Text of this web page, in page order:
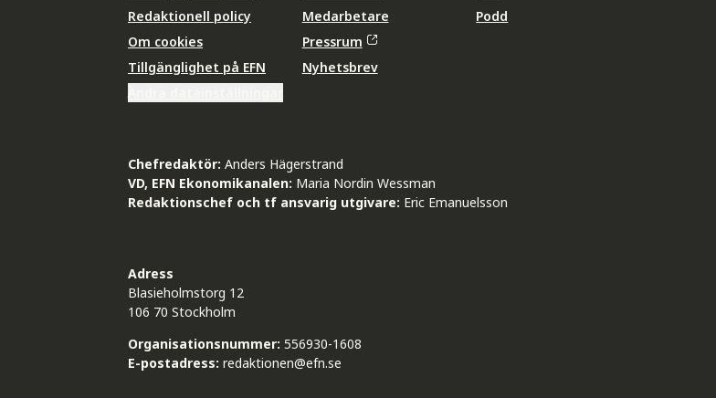
Redaktionell policy
Om cookies
Tillgänglighet på EFN
Medarbetare
Pressrum
Nyhetsbrev
Podd
Chefredaktör: Anders Hägerstrand
VD, EFN Ekonomikanalen: Maria Nordin Wessman
Redaktionschef och tf ansvarig utgivare: Eric Emanuelsson
Adress
Blasieholmstorg 12
106 70 Stockholm
Organisationsnummer: 556930-1608
E-postadress: redaktionen@efn.se